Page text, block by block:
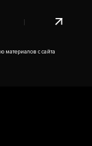
материалов с сайта